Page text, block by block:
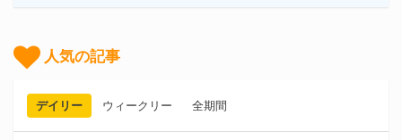
人気の記事
デイリー ウィークリー 全期間